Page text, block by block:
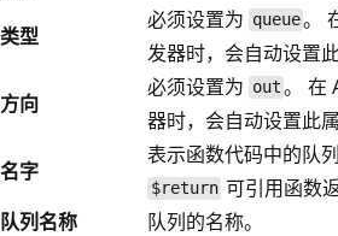
类型
必须设置为 queue。
发器时，会自动设置此
方向
必须设置为 out 。 在
器时，会自动设置此属
名字
表示函数代码中的队
$return 可引用函数
队列名称
队列的名称。